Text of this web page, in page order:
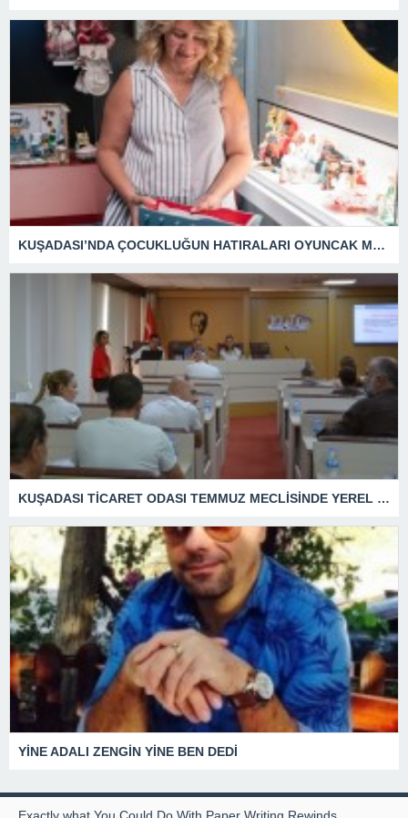
KUŞADASI’NDA ÇOCUKLUĞUN HATIRALARI OYUNCAK MÜZESİNDE HAYAT BULACAK
KUŞADASI TİCARET ODASI TEMMUZ MECLİSİNDE YEREL İŞLETMELERE ANLAMLI DESTEK
YİNE ADALI ZENGİN YİNE BEN DEDİ